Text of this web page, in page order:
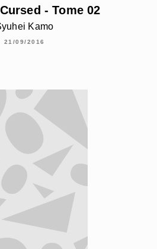
- Tome 02
Kamo
21/09/2016